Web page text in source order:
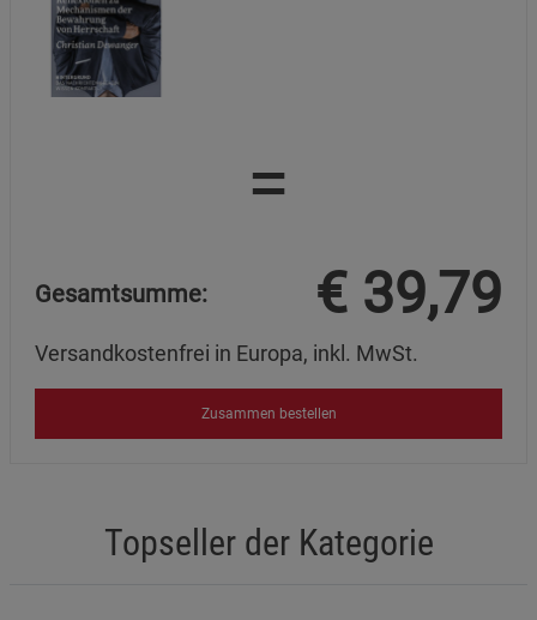
=
Gesamtsumme: € 39,79
Versandkostenfrei in Europa, inkl. MwSt.
Zusammen bestellen
Topseller der Kategorie